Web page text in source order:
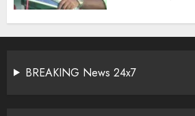
BREAKING News 24x7